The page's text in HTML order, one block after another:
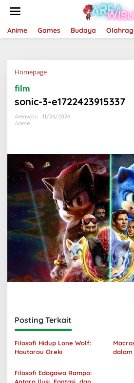
Anime Games Budaya
HomepageLampiran
film
sonic-3-e1722423915337
Areawibu
11/24/2024
Anime
Posting Terkait
Filosofi Hidup Lone Wolf:
Houtarou Oreki
dalam
Filosofi Edogawa Rampo:
Antara Ilusi, Fantasi, dan